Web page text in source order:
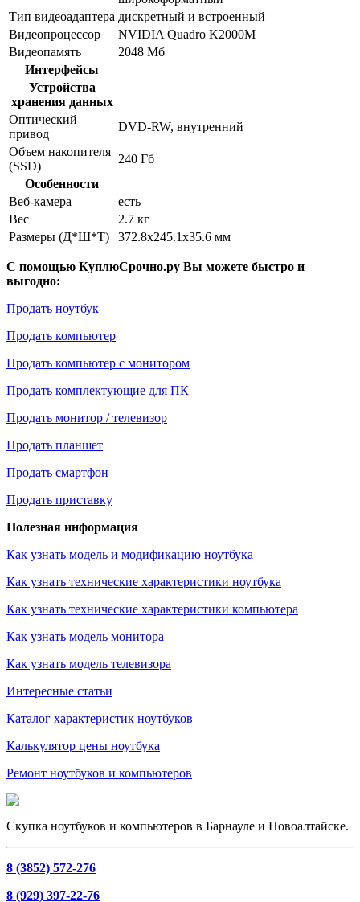
Тип видеоадаптера дискретный и встроенный
Видеопроцессор
NVIDIA Quadro K2000M
Видеопамять
2048 Мб
Интерфейсы
Устройства
хранения данных
Оптический
привод
DVD-RW, внутренний
Объем накопителя
(SSD)
240 Гб
Особенности
Веб-камера
есть
Вес
2.7 кг
Размеры (Д*Ш*Т)
372.8x245.1x35.6 мм
С помощью КуплюСрочно.ру Вы можете быстро и
выгодно:
Продать ноутбук
Продать компьютер
Продать компьютер с монитором
Продать комплектующие для ПК
Продать монитор / телевизор
Продать планшет
Продать смартфон
Продать приставку
Полезная информация
Как узнать модель и модификацию ноутбука
Как узнать технические характеристики ноутбука
Как узнать технические характеристики компьютера
Как узнать модель монитора
Как узнать модель телевизора
Интересные статьи
Каталог характеристик ноутбуков
Калькулятор цены ноутбука
Ремонт ноутбуков и компьютеров
Скупка ноутбуков и компьютеров в Барнауле и Новоалтайске.
8 (3852) 572-276
8 (929) 397-22-76